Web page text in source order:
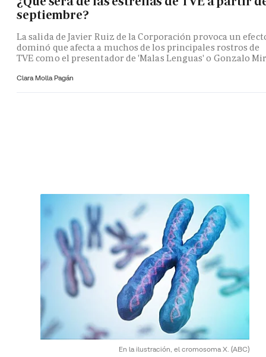
septiembre?
La salida de Javier Ruiz de la Corporación provoca un
dominó que afecta a muchos de los principales rostros de
TVE como el presentador de 'Malas Lenguas' o Gonzalo
Clara Molla Pagán
En la ilustración, el cromosoma X. (ABC)